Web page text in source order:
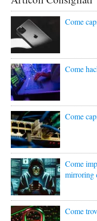
Come
Come
Come
Come
mirroring
Come